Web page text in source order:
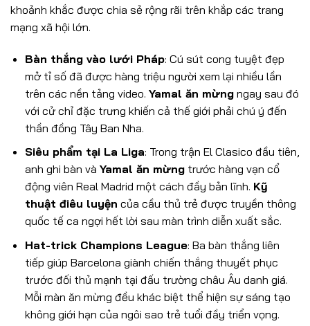
khoảnh khắc được chia sẻ rộng rãi trên khắp các trang
mạng xã hội lớn.
Bàn thắng vào lưới Pháp: Cú sút cong tuyệt đẹp
mở tỉ số đã được hàng triệu người xem lại nhiều lần
trên các nền tảng video. Yamal ăn mừngngay sau đó
với cử chỉ đặc trưng khiến cả thế giới phải chú ý đến
thần đồng Tây Ban Nha.
Siêu phẩm tại La Liga: Trong trận El Clasico đầu tiên,
anh ghi bàn và Yamal ăn mừngtrước hàng vạn cổ
động viên Real Madrid một cách đầy bản lĩnh. Kỹ
thuật điêu luyện của cầu thủ trẻ được truyền thông
quốc tế ca ngợi hết lời sau màn trình diễn xuất sắc.
Hat-trick Champions League: Ba bàn thắng liên
tiếp giúp Barcelona giành chiến thắng thuyết phục
trước đối thủ mạnh tại đấu trường châu Âu danh giá.
Mỗi màn ăn mừng đều khác biệt thể hiện sự sáng tạo
không giới hạn của ngôi sao trẻ tuổi đầy triển vọng.